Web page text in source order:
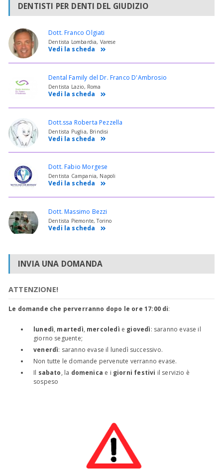
DENTISTI PER DENTI DEL GIUDIZIO
Dott. Franco Olgiati
Dentista Lombardia, Varese
Vedi la scheda
Dental Family del Dr. Franco D'Ambrosio
Dentista Lazio, Roma
Vedi la scheda
Dott.ssa Roberta Pezzella
Dentista Puglia, Brindisi
Vedi la scheda
Dott. Fabio Morgese
Dentista Campania, Napoli
Vedi la scheda
Dott. Massimo Bezzi
Dentista Piemonte, Torino
Vedi la scheda
INVIA UNA DOMANDA
ATTENZIONE!
Le domande che perverranno dopo le ore 17:00 di:
lunedì, martedì, mercoledì e giovedì: saranno evase il
giorno seguente;
venerdì: saranno evase il lunedì successivo.
Non tutte le domande pervenute verranno evase.
Il sabato, la domenica e i giorni festivi il servizio è
sospeso